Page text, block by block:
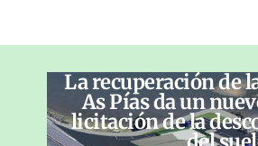
La recuperación de
As Pías da un
licitación de la